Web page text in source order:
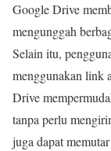
Google Drive
mengunggah
Selain itu,
menggunakan link
Drive
tanpa perlu
juga dapat